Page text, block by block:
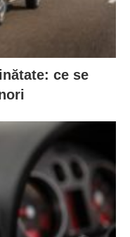
ce se